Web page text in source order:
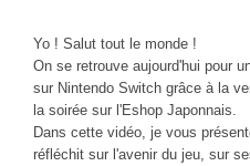
Accès aux Quiz
Les videos des JujuVinceBros
CINÉ
Yo ! Salut tout le monde !
On se retrouve aujourd'hui pour
sur Nintendo Switch grâce à la
la soirée sur l'Eshop Japonnais.
Dans cette vidéo, je vous
réfléchit sur l'avenir du jeu, sur